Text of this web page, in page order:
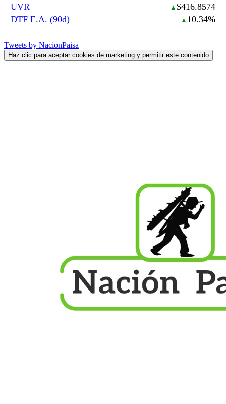
UVR
▲ $416.8574
DTF E.A. (90d)
▲ 10.34%
Tweets by NacionPaisa
Haz clic para aceptar cookies de marketing y permitir este contenido